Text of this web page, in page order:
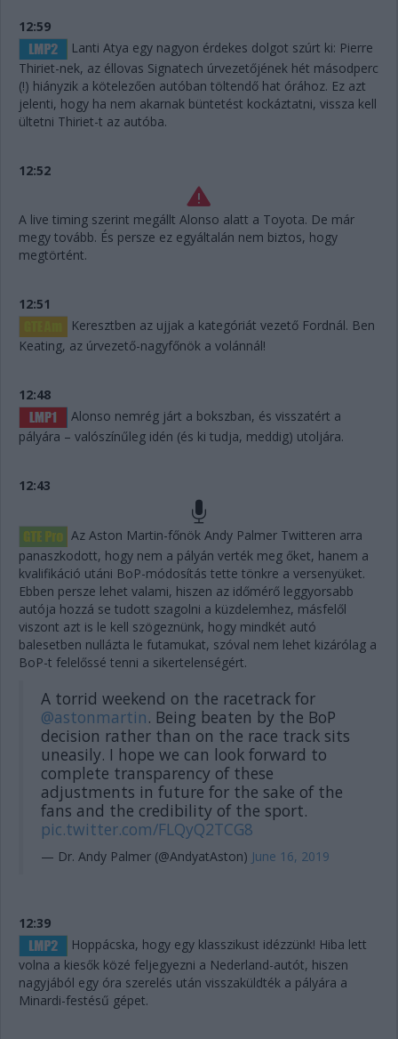
12:59
Lanti Atya egy nagyon érdekes dolgot szúrt ki: Pierre
Thiriet-nek, az éllovas Signatech úrvezetőjének hét másodperc
(!) hiányzik a kötelezően autóban töltendő hat órához. Ez azt
jelenti, hogy ha nem akarnak büntetést kockáztatni, vissza kell
ültetni Thiriet-t az autóba.
12:52
A live timing szerint megállt Alonso alatt a Toyota. De már
megy tovább. És persze ez egyáltalán nem biztos, hogy
megtörtént.
12:51
Keresztben az ujjak a kategóriát vezető Fordnál. Ben
Keating, az úrvezető-nagyfőnök a volánnál!
12:48
Alonso nemrég járt a bokszban, és visszatért a
pályára – valószínűleg idén (és ki tudja, meddig) utoljára.
12:43
Az Aston Martin-főnök Andy Palmer Twitteren arra
panaszkodott, hogy nem a pályán verték meg őket, hanem a
kvalifikáció utáni BoP-módosítás tette tönkre a versenyüket.
Ebben persze lehet valami, hiszen az időmérő leggyorsabb
autója hozzá se tudott szagolni a küzdelemhez, másfelől
viszont azt is le kell szögeznünk, hogy mindkét autó
balesetben nullázta le futamukat, szóval nem lehet kizárólag a
BoP-t felelőssé tenni a sikertelenségért.
A torrid weekend on the racetrack for
@astonmartin. Being beaten by the BoP
decision rather than on the race track sits
uneasily. I hope we can look forward to
complete transparency of these
adjustments in future for the sake of the
fans and the credibility of the sport.
pic.twitter.com/FLQyQ2TCG8
— Dr. Andy Palmer (@AndyatAston) June 16, 2019
12:39
Hoppácska, hogy egy klasszikust idézzünk! Hiba lett
volna a kiesők közé feljegyezni a Nederland-autót, hiszen
nagyjából egy óra szerelés után visszaküldték a pályára a
Minardi-festésű gépet.